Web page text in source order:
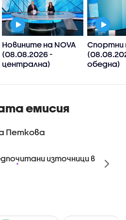
Новините на NOVA
(08.08.2026 -
централна)
Спортни
обедна)
емисия
Петкова
източници в